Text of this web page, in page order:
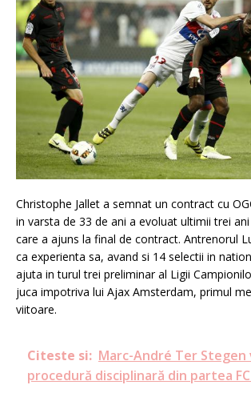
Christophe Jallet a semnat un contract cu
in varsta de 33 de ani a evoluat ultimii trei
care a ajuns la final de contract. Antrenorul
ca experienta sa, avand si 14 selectii in
ajuta in turul trei preliminar al Ligii
juca impotriva lui Ajax Amsterdam, primul
viitoare.
Citeste si: Marc-André Ter Stegen
procedură disciplinară din partea